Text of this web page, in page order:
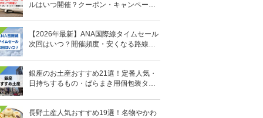
ルはいつ開催？クーポン・キャンペーン
【2026年最新】ANA国際線タイムセール
次回はいつ？開催頻度・安くなる路線・
銀座のお土産おすすめ21選！定番人気・
日持ちするもの・ばらまき用個包装タイ
長野土産人気おすすめ19選！名物やかわ